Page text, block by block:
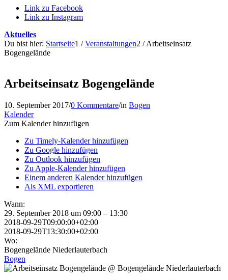
Link zu Facebook
Link zu Instagram
Aktuelles
Du bist hier: Startseite1 / Veranstaltungen2 / Arbeitseinsatz
Bogengelände
Arbeitseinsatz Bogengelände
10. September 2017/0 Kommentare/in Bogen
Kalender
Zum Kalender hinzufügen
Zu Timely-Kalender hinzufügen
Zu Google hinzufügen
Zu Outlook hinzufügen
Zu Apple-Kalender hinzufügen
Einem anderen Kalender hinzufügen
Als XML exportieren
Wann:
29. September 2018 um 09:00 – 13:30
2018-09-29T09:00:00+02:00
2018-09-29T13:30:00+02:00
Wo:
Bogengelände Niederlauterbach
Bogen